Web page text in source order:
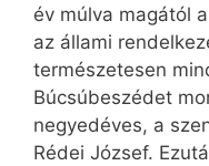
év múlva magától
az állami
természetesen
Búcsúbeszédet
negyedéves, a
Rédei József.